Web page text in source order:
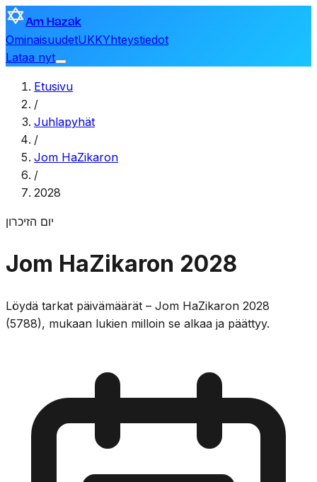
Am Hazak
OminaisuudetUKKYhteystiedot
Lataa nyt
Etusivu
/
Juhlapyhät
/
Jom HaZikaron
/
2028
יום הזיכרון
Jom HaZikaron 2028
Löydä tarkat päivämäärät – Jom HaZikaron 2028
(5788), mukaan lukien milloin se alkaa ja päättyy.